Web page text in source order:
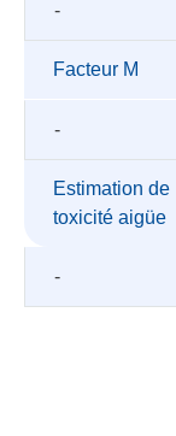
-
Facteur M
-
Estimation de
toxicité aigüe
-